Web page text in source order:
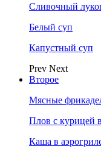
Сливочный
Белый суп
Капустный суп
Prev Next
Второе
Мясные
Плов с курицей
Каша в